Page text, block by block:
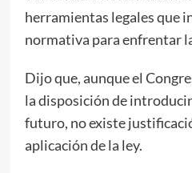
herramientas legales que
normativa para enfrentar
Dijo que, aunque el
la disposición de
futuro, no existe
aplicación de la ley.